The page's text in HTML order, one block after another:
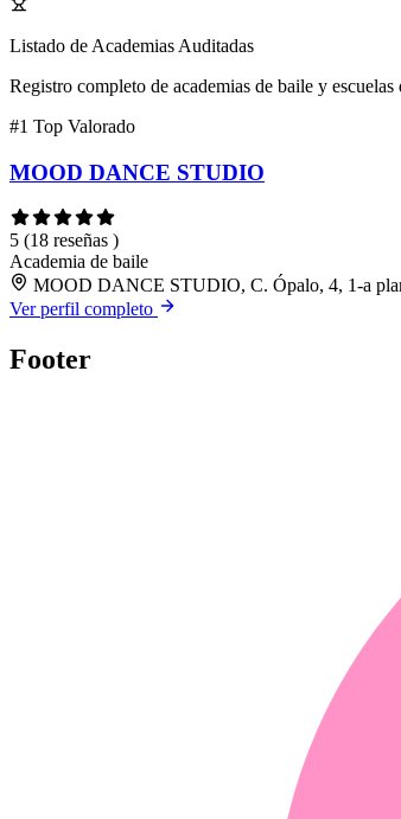
Listado de Academias Auditadas
Registro completo de academias de baile y
#1 Top Valorado
MOOD DANCE STUDIO
5 (18 reseñas )
Academia de baile
MOOD DANCE STUDIO, C. Ópalo, 4, 1-a
Ver perfil completo
Footer